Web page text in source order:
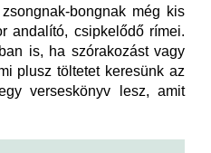
bongnak még kis
andalító, csipkelődő rímei.
is, ha szórakozást vagy
plusz töltetet keresünk az
verseskönyv lesz, amit